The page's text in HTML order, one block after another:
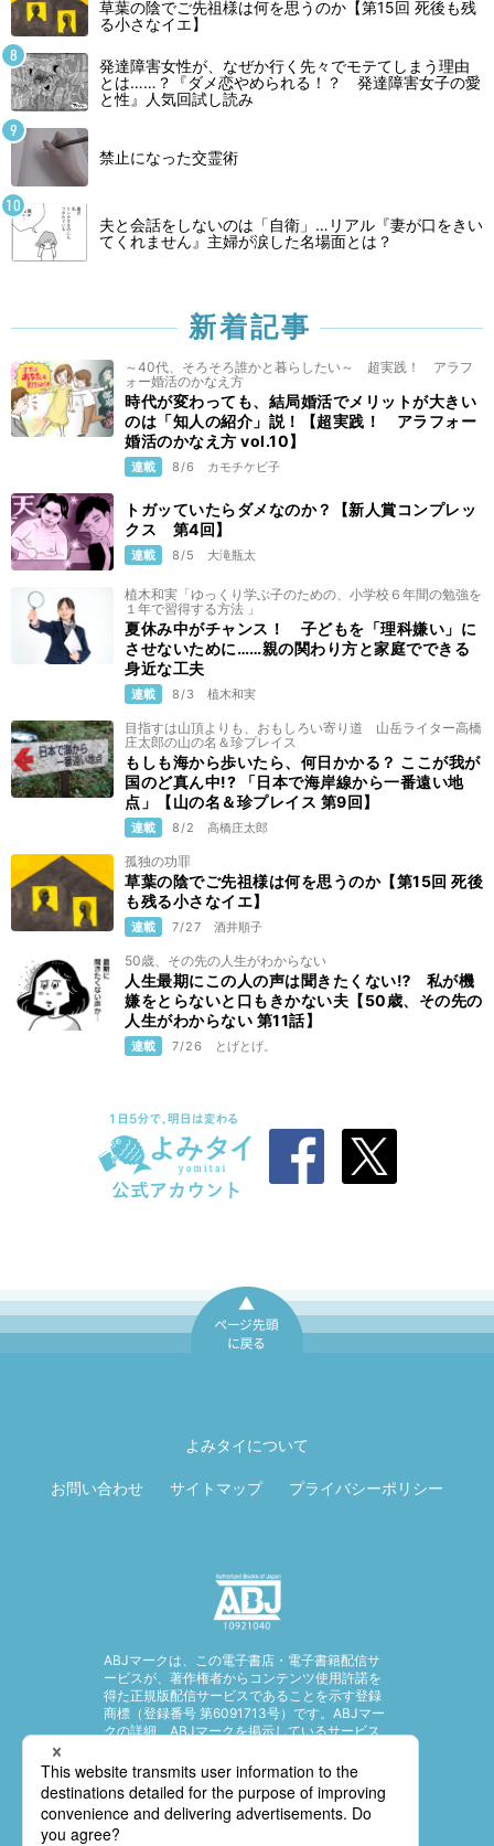
草葉の陰でご先祖様は何を思うのか【第15回 死後も残
る小さなイエ】
発達障害女性が、なぜか行く先々でモテてしまう理由
とは……？『ダメ恋やめられる！？ 発達障害女子の愛
と性』人気回試し読み
禁止になった交霊術
夫と会話をしないのは「自衛」…リアル『妻が口をきい
てくれません』主婦が涙した名場面とは？
新着記事
～40代、そろそろ誰かと暮らしたい～ 超実践！ アラフ
ォー婚活のかなえ方
時代が変わっても、結局婚活でメリットが大きい
のは「知人の紹介」説！【超実践！ アラフォー
婚活のかなえ方 vol.10】
連載 8/6 カモチケビ子
トガッていたらダメなのか？【新人賞コンプレッ
クス 第4回】
連載 8/5 大滝瓶太
植木和実「ゆっくり学ぶ子のための、小学校６年間の勉強を
１年で習得する方法 」
夏休み中がチャンス！ 子どもを「理科嫌い」に
させないために……親の関わり方と家庭でできる
身近な工夫
連載 8/3 植木和実
目指すは山頂よりも、おもしろい寄り道 山岳ライター高橋
庄太郎の山の名＆珍プレイス
もしも海から歩いたら、何日かかる？ ここが我が
国のど真ん中!? 「日本で海岸線から一番遠い地
点」【山の名＆珍プレイス 第9回】
連載 8/2 高橋庄太郎
孤独の功罪
草葉の陰でご先祖様は何を思うのか【第15回 死後
も残る小さなイエ】
連載 7/27 酒井順子
50歳、その先の人生がわからない
人生最期にこの人の声は聞きたくない⁉ 私が機
嫌をとらないと口もきかない夫【50歳、その先の
人生がわからない 第11話】
連載 7/26 とげとげ。
よみタイについて
お問い合わせ サイトマップ プライバシーポリシー
ABJマークは、この電子書店・電子書籍配信サ
ービスが、著作権者からコンテンツ使用許諾を
得た正規版配信サービスであることを示す登録
商標（登録番号 第6091713号）です。ABJマー
クの詳細、ABJマークを掲示しているサービス